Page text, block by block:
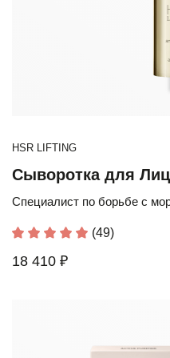
HSR LIFTING
Сыворотка для
Специалист по борьбе с
(49)
18 410 ₽